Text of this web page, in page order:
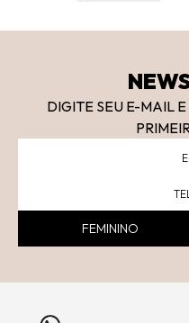
DIGITE SEU E-MAIL E
FEMININO